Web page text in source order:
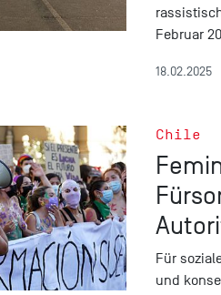
Februar
18.02.2025
Chile
Für
und